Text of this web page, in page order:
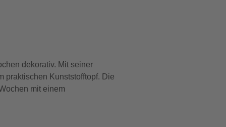
dekorativ. Mit seiner
praktischen Kunststofftopf. Die
mit einem